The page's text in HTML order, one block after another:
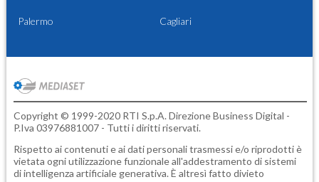
Palermo Cagliari
Copyright © 1999-2020 RTI S.p.A. Direzione Business Digital -
P.Iva 03976881007 - Tutti i diritti riservati.
Rispetto ai contenuti e ai dati personali trasmessi e/o riprodotti è
vietata ogni utilizzazione funzionale all'addestramento di sistemi
di intelligenza artificiale generativa. È altresì fatto divieto